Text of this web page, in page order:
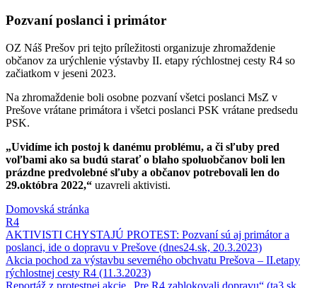
Pozvaní poslanci i primátor
OZ Náš Prešov pri tejto príležitosti organizuje zhromaždenie
občanov za urýchlenie výstavby II. etapy rýchlostnej cesty R4 so
začiatkom v jeseni 2023.
Na zhromaždenie boli osobne pozvaní všetci poslanci MsZ v
Prešove vrátane primátora i všetci poslanci PSK vrátane predsedu
PSK.
„Uvidíme ich postoj k danému problému, a či sľuby pred
voľbami ako sa budú starať o blaho spoluobčanov boli len
prázdne predvolebné sľuby a občanov potrebovali len do
29.októbra 2022,“ uzavreli aktivisti.
Domovská stránka
R4
AKTIVISTI CHYSTAJÚ PROTEST: Pozvaní sú aj primátor a
poslanci, ide o dopravu v Prešove (dnes24.sk, 20.3.2023)
Akcia pochod za výstavbu severného obchvatu Prešova – II.etapy
rýchlostnej cesty R4 (11.3.2023)
Reportáž z protestnej akcie „Pre R4 zablokovali dopravu“ (ta3.sk,